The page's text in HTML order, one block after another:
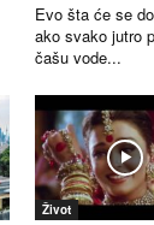
Evo šta će se
ako svako jutro
čašu vode...
Život